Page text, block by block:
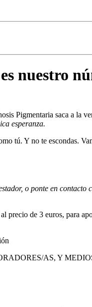
nuestro
Pigmentaria saca a la
esperanza.
tú. Y no te escondas.
o ponte en
de 3 euros, para
AS, Y